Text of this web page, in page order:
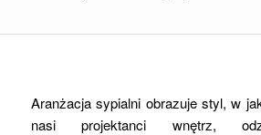
Aranżacja sypialni obrazuje styl, w
nasi projektanci wnętrz,